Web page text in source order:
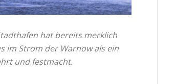
hat bereits merklich
im Strom der Warnow als ein
und festmacht.